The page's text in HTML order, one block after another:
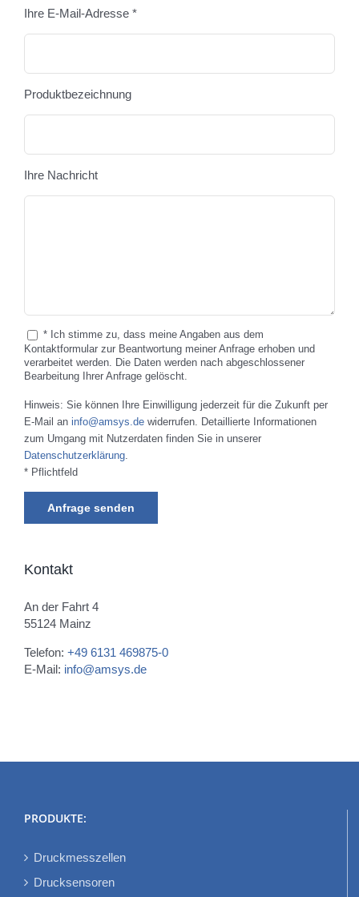
Ihre E-Mail-Adresse *
Produktbezeichnung
Ihre Nachricht
* Ich stimme zu, dass meine Angaben aus dem
Kontaktformular zur Beantwortung meiner Anfrage erhoben und
verarbeitet werden. Die Daten werden nach abgeschlossener
Bearbeitung Ihrer Anfrage gelöscht.
Hinweis: Sie können Ihre Einwilligung jederzeit für die Zukunft per
E-Mail an info@amsys.de widerrufen. Detaillierte Informationen
zum Umgang mit Nutzerdaten finden Sie in unserer
Datenschutzerklärung.
* Pflichtfeld
Kontakt
An der Fahrt 4
55124 Mainz
Telefon: +49 6131 469875-0
E-Mail: info@amsys.de
PRODUKTE:
Druckmesszellen
Drucksensoren